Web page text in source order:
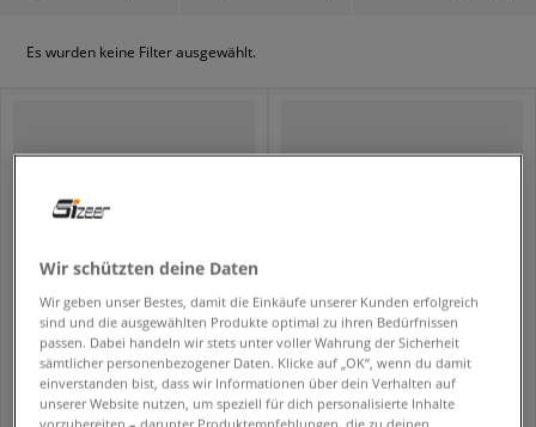
Es wurden keine Filter ausgewählt.
ALPHA INDUSTRIES T-SHIRT COLLEGE T
herren
19,99 €
44,99 €
herren
35,99 €
89,99 €
Wir schützten deine Daten
Wir geben unser Bestes, damit die Einkäufe unserer Kunden erfolgreich
sind und die ausgewählten Produkte optimal zu ihren Bedürfnissen
passen. Dabei handeln wir stets unter voller Wahrung der Sicherheit
sämtlicher personenbezogener Daten. Klicke auf „OK“, wenn du damit
einverstanden bist, dass wir Informationen über dein Verhalten auf
unserer Website nutzen, um speziell für dich personalisierte Inhalte
vorzubereiten – darunter Produktempfehlungen, die zu deinen